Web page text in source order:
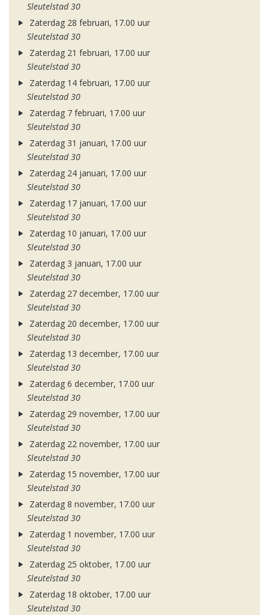
Sleutelstad 30
Zaterdag 28 februari, 17.00 uur
Sleutelstad 30
Zaterdag 21 februari, 17.00 uur
Sleutelstad 30
Zaterdag 14 februari, 17.00 uur
Sleutelstad 30
Zaterdag 7 februari, 17.00 uur
Sleutelstad 30
Zaterdag 31 januari, 17.00 uur
Sleutelstad 30
Zaterdag 24 januari, 17.00 uur
Sleutelstad 30
Zaterdag 17 januari, 17.00 uur
Sleutelstad 30
Zaterdag 10 januari, 17.00 uur
Sleutelstad 30
Zaterdag 3 januari, 17.00 uur
Sleutelstad 30
Zaterdag 27 december, 17.00 uur
Sleutelstad 30
Zaterdag 20 december, 17.00 uur
Sleutelstad 30
Zaterdag 13 december, 17.00 uur
Sleutelstad 30
Zaterdag 6 december, 17.00 uur
Sleutelstad 30
Zaterdag 29 november, 17.00 uur
Sleutelstad 30
Zaterdag 22 november, 17.00 uur
Sleutelstad 30
Zaterdag 15 november, 17.00 uur
Sleutelstad 30
Zaterdag 8 november, 17.00 uur
Sleutelstad 30
Zaterdag 1 november, 17.00 uur
Sleutelstad 30
Zaterdag 25 oktober, 17.00 uur
Sleutelstad 30
Zaterdag 18 oktober, 17.00 uur
Sleutelstad 30